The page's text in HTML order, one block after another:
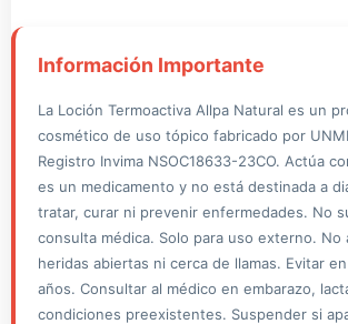
producto cosmético, los resultados varían
Información Importante
La Loción Termoactiva Allpa Natural es un
cosmético de uso tópico fabricado por
Registro Invima NSOC18633-23CO. Actúa
es un medicamento y no está destinada a
tratar, curar ni prevenir enfermedades. No
consulta médica. Solo para uso externo. No
heridas abiertas ni cerca de llamas. Evitar
años. Consultar al médico en embarazo,
condiciones preexistentes. Suspender si